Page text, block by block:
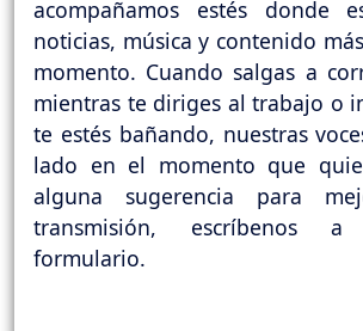
acompañamos estés donde
noticias, música y contenido
momento. Cuando salgas a
mientras te diriges al trabajo o
te estés bañando, nuestras
lado en el momento que
alguna sugerencia para
transmisión, escríbenos
formulario.